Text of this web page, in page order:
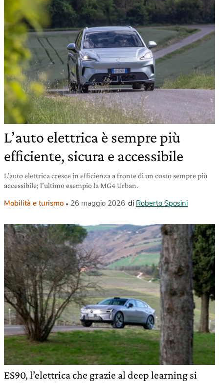
L’auto elettrica è sempre più
efficiente, sicura e accessibile
L’auto elettrica cresce in efficienza a fronte di un costo sempre più
accessibile; l’ultimo esempio la MG4 Urban.
Mobilità e turismo 26 maggio 2026 di Roberto Sposini
ES90, l’elettrica che grazie al deep learning si